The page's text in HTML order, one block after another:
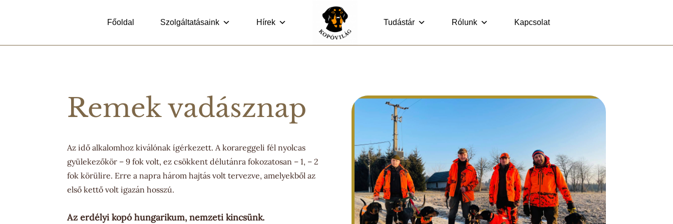
Főoldal Szolgáltatásaink Hírek Tudástár Rólunk Kapcsolat
Remek vadásznap
Az idő alkalomhoz kiválónak ígérkezett. A korareggeli fél nyolcas
gyülekezőkör – 9 fok volt, ez csökkent délutánra fokozatosan – 1, – 2
fok körülire. Erre a napra három hajtás volt tervezve, amelyekből az
első kettő volt igazán hosszú.
Az erdélyi kopó hungarikum, nemzeti kincsünk.